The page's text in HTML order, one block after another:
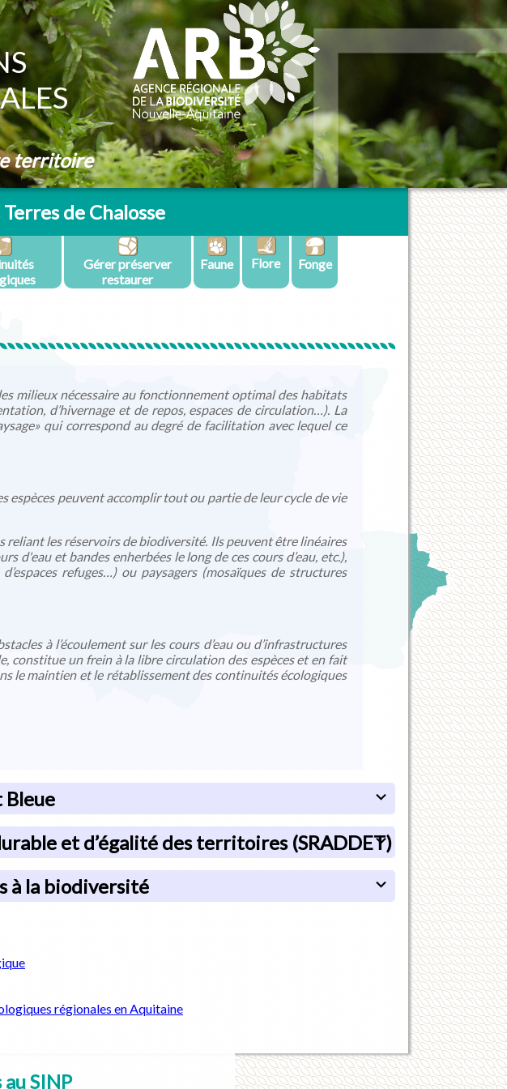
territoire
de Chalosse
Gérer préserver
restaurer
Faune Flore Fonge
milieux nécessaire au fonctionnement optimal des habitats
d’hivernage et de repos, espaces de circulation…). La
qui correspond au degré de facilitation avec lequel ce
espèces peuvent accomplir tout ou partie de leur cycle de vie
reliant les réservoirs de biodiversité. Ils peuvent être linéaires
d'eau et bandes enherbées le long de ces cours d’eau, etc.),
refuges…) ou paysagers (mosaïques de structures
à l’écoulement sur les cours d’eau ou d’infrastructures
constitue un frein à la libre circulation des espèces et en fait
le maintien et le rétablissement des continuités écologiques
Bleue
et d’égalité des territoires (SRADDET)
à la biodiversité
régionales en Aquitaine
SINP